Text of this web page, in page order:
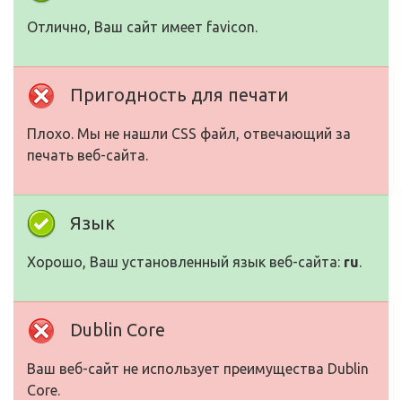
Отлично, Ваш сайт имеет favicon.
Пригодность для печати
Плохо. Мы не нашли CSS файл, отвечающий за
печать веб-сайта.
Язык
Хорошо, Ваш установленный язык веб-сайта: ru.
Dublin Core
Ваш веб-сайт не использует преимущества Dublin
Core.